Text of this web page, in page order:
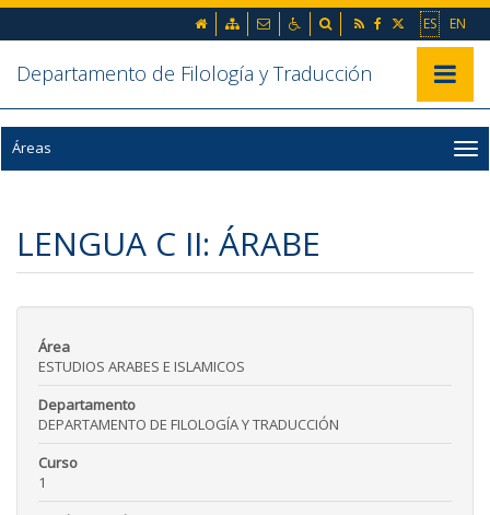
Ir al contenido principal de la página (alt + s)
Ir a la cabecera de la página (alt + c)
Ir al pie de la página (alt + p)
Ir al menú principal (alt + u)
ES EN
inicio Mapa webContactoAccesibilidad
Buscador
Departamento de Filología y Traducción
Áreas
LENGUA C II: ÁRABE
Área
ESTUDIOS ARABES E ISLAMICOS
Departamento
DEPARTAMENTO DE FILOLOGÍA Y TRADUCCIÓN
Curso
1